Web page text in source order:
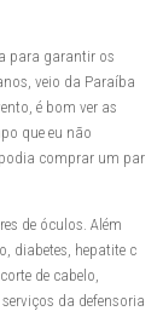
para garantir os
veio da Paraíba
é bom ver as
que eu não
comprar um par
de óculos. Além
diabetes, hepatite c
de cabelo,
da defensoria